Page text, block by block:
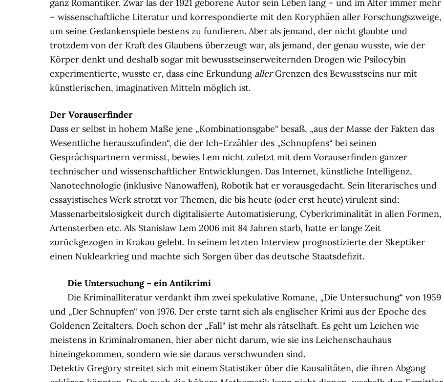
ganz Romantiker. Zwar las der 1921 geborene Autor sein Leben lang – und im Alter immer mehr
– wissenschaftliche Literatur und korrespondierte mit den Koryphäen aller Forschungszweige,
um seine Gedankenspiele bestens zu fundieren. Aber als jemand, der nicht glaubte und
trotzdem von der Kraft des Glaubens überzeugt war, als jemand, der genau wusste, wie der
Körper denkt und deshalb sogar mit bewusstseinserweiternden Drogen wie Psilocybin
experimentierte, wusste er, dass eine Erkundung allerGrenzen des Bewusstseins nur mit
künstlerischen, imaginativen Mitteln möglich ist.
Der Vorauserfinder
Dass er selbst in hohem Maße jene „Kombinationsgabe“ besaß, „aus der Masse der Fakten das
Wesentliche herauszufinden“, die der Ich-Erzähler des „Schnupfens“ bei seinen
Gesprächspartnern vermisst, bewies Lem nicht zuletzt mit dem Vorauserfinden ganzer
technischer und wissenschaftlicher Entwicklungen. Das Internet, künstliche Intelligenz,
Nanotechnologie (inklusive Nanowaffen), Robotik hat er vorausgedacht. Sein literarisches und
essayistisches Werk strotzt vor Themen, die bis heute (oder erst heute) virulent sind:
Massenarbeitslosigkeit durch digitalisierte Automatisierung, Cyberkriminalität in allen Formen,
Artensterben etc. Als Stanisław Lem 2006 mit 84 Jahren starb, hatte er lange Zeit
zurückgezogen in Krakau gelebt. In seinem letzten Interview prognostizierte der Skeptiker
einen Nuklearkrieg und machte sich Sorgen über das deutsche Staatsdefizit.
Die Untersuchung – ein Antikrimi
Die Kriminalliteratur verdankt ihm zwei spekulative Romane, „Die Untersuchung“ von 1959
und „Der Schnupfen“ von 1976. Der erste tarnt sich als englischer Krimi aus der Epoche des
Goldenen Zeitalters. Doch schon der „Fall“ ist mehr als rätselhaft. Es geht um Leichen wie
meistens in Kriminalromanen, hier aber nicht darum, wie sie ins Leichenschauhaus
hineingekommen, sondern wie sie daraus verschwunden sind.
Detektiv Gregory streitet sich mit einem Statistiker über die Kausalitäten, die ihren Abgang